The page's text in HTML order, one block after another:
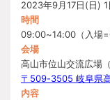
2023年9月17日(日)
時間
09:00~14:00（入場
会場
高山市位山交流広場
〒509-3505 岐阜県
内容